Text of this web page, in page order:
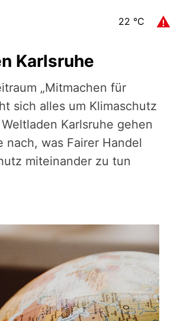
22 °C
Karlsruhe
„Mitmachen für
sich alles um Klimaschutz
Karlsruhe gehen
nach, was Fairer Handel
miteinander zu tun